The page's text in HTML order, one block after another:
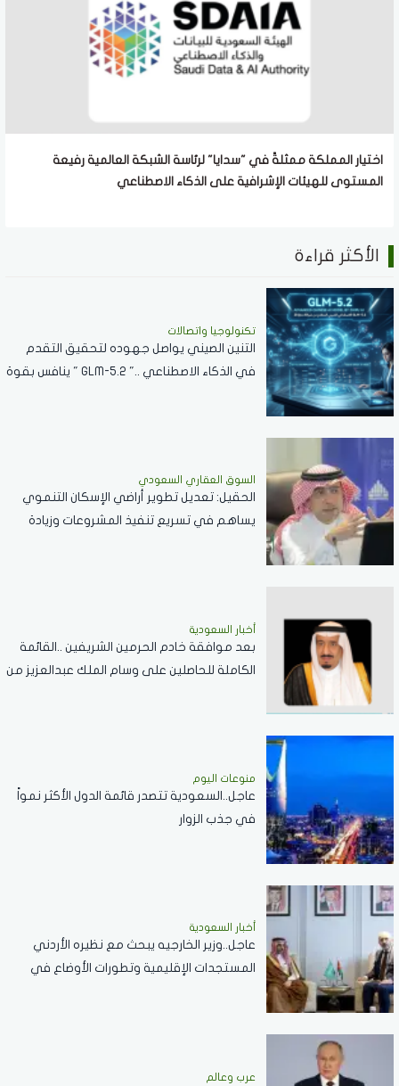
اختيار المملكة ممثلةً في "سدايا" لرئاسة الشبكة العالمية رفيعة
المستوى للهيئات الإشرافية على الذكاء الاصطناعي
الأكثر قراءة
تكنولوجيا واتصالات
التنين الصيني يواصل جهوده لتحقيق التقدم
في الذكاء الاصطناعي .." GLM-5.2 " ينافس بقوة
السوق العقاري السعودي
الحقيل: تعديل تطوير أراضي الإسكان التنموي
يساهم في تسريع تنفيذ المشروعات وزيادة
أخبار السعودية
بعد موافقة خادم الحرمين الشريفين ..القائمة
الكاملة للحاصلين على وسام الملك عبدالعزيز من
منوعات اليوم
عاجل..السعودية تتصدر قائمة الدول الأكثر نمواً
في جذب الزوار
أخبار السعودية
عاجل..وزير الخارجيه يبحث مع نظيره الأردني
المستجدات الإقليمية وتطورات الأوضاع في
عرب وعالم